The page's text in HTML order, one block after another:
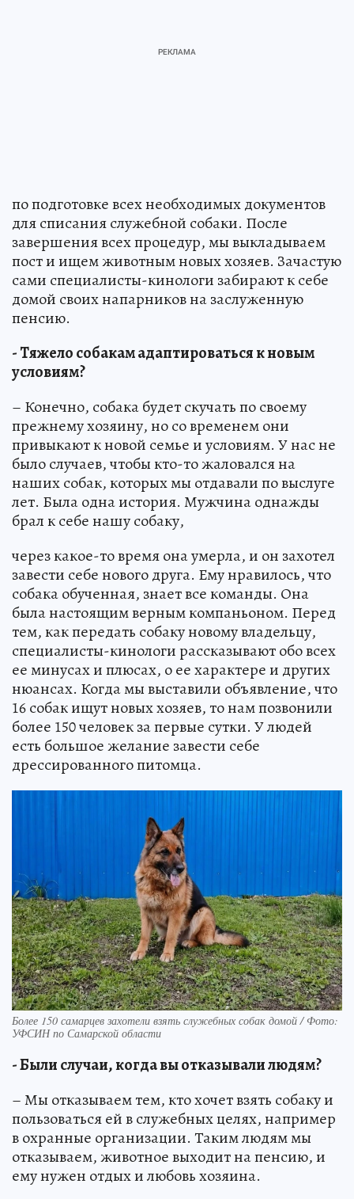
по подготовке всех необходимых документов
для списания служебной собаки. После
завершения всех процедур, мы выкладываем
пост и ищем животным новых хозяев. Зачастую
сами специалисты-кинологи забирают к себе
домой своих напарников на заслуженную
пенсию.
- Тяжело собакам адаптироваться к новым
условиям?
– Конечно, собака будет скучать по своему
прежнему хозяину, но со временем они
привыкают к новой семье и условиям. У нас не
было случаев, чтобы кто-то жаловался на
наших собак, которых мы отдавали по выслуге
лет. Была одна история. Мужчина однажды
брал к себе нашу собаку,
через какое-то время она умерла, и он захотел
завести себе нового друга. Ему нравилось, что
собака обученная, знает все команды. Она
была настоящим верным компаньоном. Перед
тем, как передать собаку новому владельцу,
специалисты-кинологи рассказывают обо всех
ее минусах и плюсах, о ее характере и других
нюансах. Когда мы выставили объявление, что
16 собак ищут новых хозяев, то нам позвонили
более 150 человек за первые сутки. У людей
есть большое желание завести себе
дрессированного питомца.
Более 150 самарцев захотели взять служебных собак домой / Фото:
УФСИН по Самарской области
- Были случаи, когда вы отказывали людям?
– Мы отказываем тем, кто хочет взять собаку и
пользоваться ей в служебных целях, например
в охранные организации. Таким людям мы
отказываем, животное выходит на пенсию, и
ему нужен отдых и любовь хозяина.